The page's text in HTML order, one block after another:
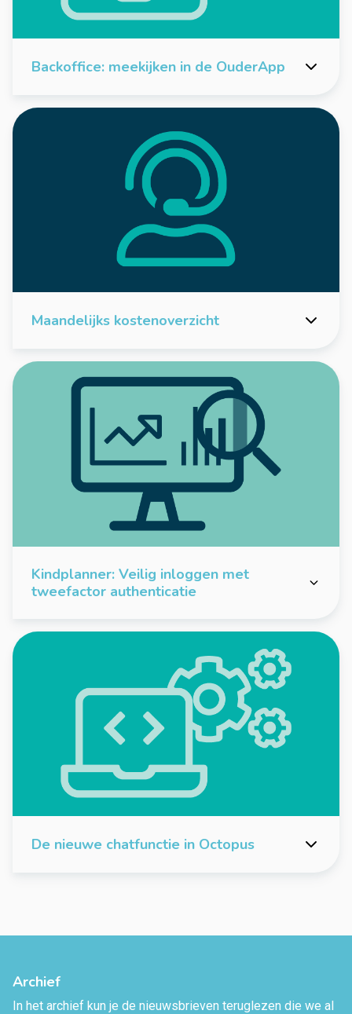
Backoffice: meekijken in de OuderApp
Maandelijks kostenoverzicht
Kindplanner: Veilig inloggen met
tweefactor authenticatie
De nieuwe chatfunctie in Octopus
Archief
In het archief kun je de nieuwsbrieven teruglezen die we al